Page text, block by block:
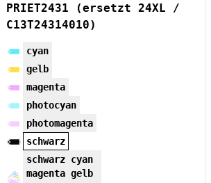
PRIET2431
(ersetzt 24XL /
C13T24314010)
cyan
gelb
magenta
photocyan
photomagenta
schwarz
schwarz cyan
magenta gelb